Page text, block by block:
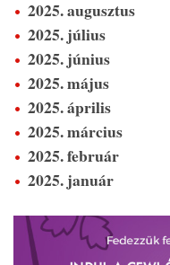
2025. augusztus
2025. július
2025. június
2025. május
2025. április
2025. március
2025. február
2025. január